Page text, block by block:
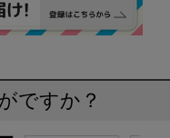
ですか？